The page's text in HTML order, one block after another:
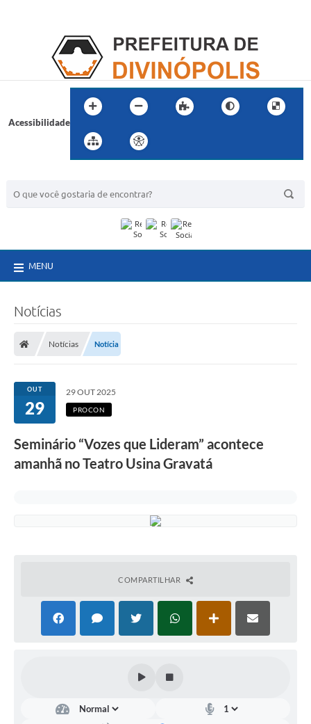
Acessibilidade
MENU
Notícias
Notícias Notícia
OUT
29
29 OUT 2025
PROCON
Seminário “Vozes que Lideram” acontece
amanhã no Teatro Usina Gravatá
COMPARTILHAR